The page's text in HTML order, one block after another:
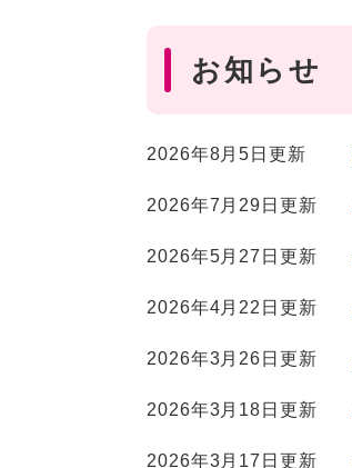
お知らせ
2026年8月5日更新
2026年7月29日更新
2026年5月27日更新
2026年4月22日更新
2026年3月26日更新
2026年3月18日更新
2026年3月17日更新